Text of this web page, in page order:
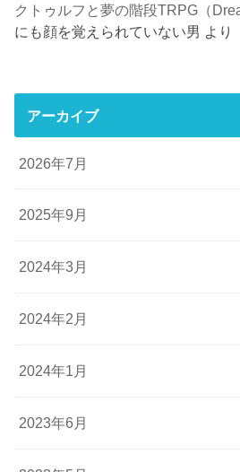
クトゥルフと夢の階段TRPG（
にも顔を覚えられていない男 より
アーカイブ
2026年7月
2025年9月
2024年3月
2024年2月
2024年1月
2023年6月